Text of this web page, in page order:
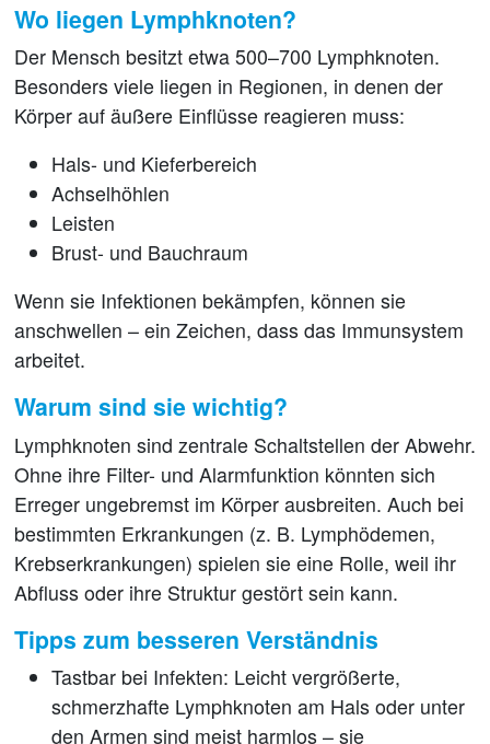
Wo liegen Lymphknoten?
Der Mensch besitzt etwa 500–700 Lymphknoten.
Besonders viele liegen in Regionen, in denen der
Körper auf äußere Einflüsse reagieren muss:
Hals- und Kieferbereich
Achselhöhlen
Leisten
Brust- und Bauchraum
Wenn sie Infektionen bekämpfen, können sie
anschwellen – ein Zeichen, dass das Immunsystem
arbeitet.
Warum sind sie wichtig?
Lymphknoten sind zentrale Schaltstellen der Abwehr.
Ohne ihre Filter- und Alarmfunktion könnten sich
Erreger ungebremst im Körper ausbreiten. Auch bei
bestimmten Erkrankungen (z. B. Lymphödemen,
Krebserkrankungen) spielen sie eine Rolle, weil ihr
Abfluss oder ihre Struktur gestört sein kann.
Tipps zum besseren Verständnis
Tastbar bei Infekten: Leicht vergrößerte,
schmerzhafte Lymphknoten am Hals oder unter
den Armen sind meist harmlos – sie